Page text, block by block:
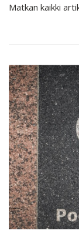
Matkan kaikki